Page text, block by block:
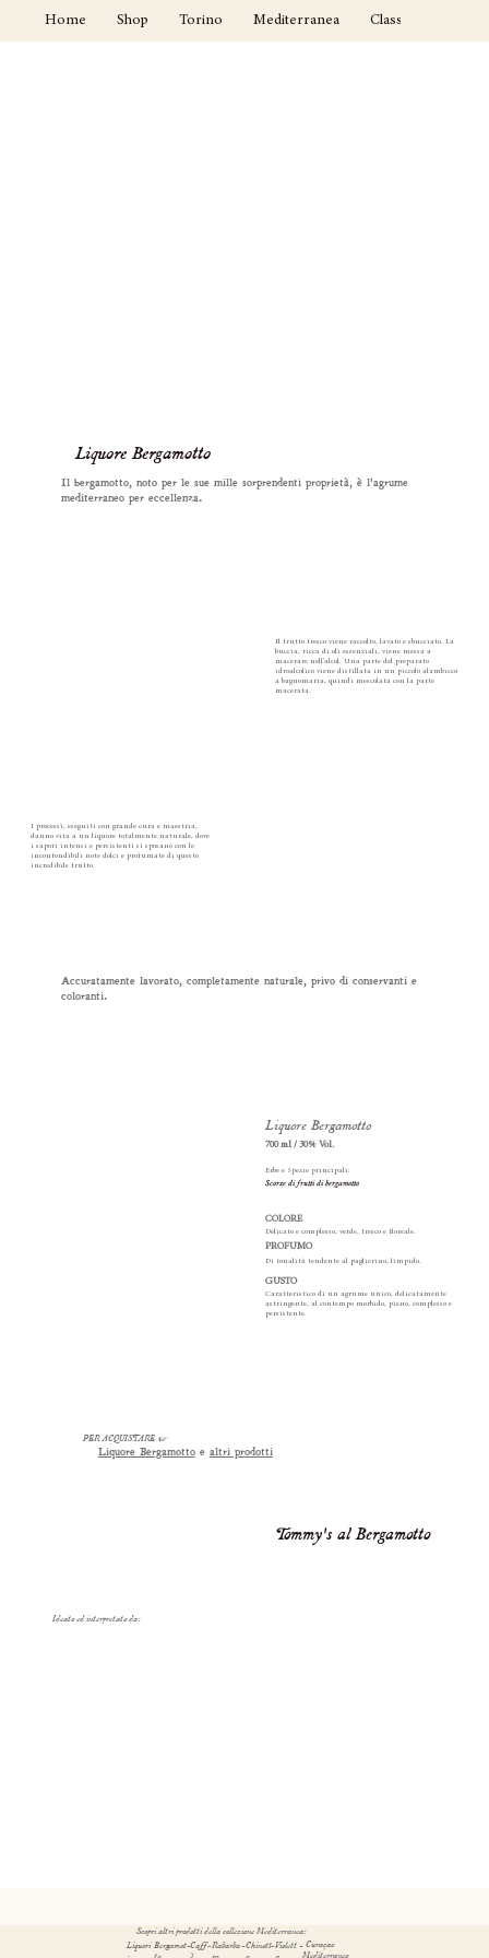
Home Shop Torino Mediterranea Classici
Il frutto fresco viene raccolto, lavato e sbucciato. La
buccia, ricca di oli essenziali, viene messa a
macerare nell'alcol. Una parte del preparato
idroalcolico viene distillata in un piccolo alambicco
a bagnomaria, quindi mescolata con la parte
macerata.
I processi, eseguiti con grande cura e maestria,
danno vita a un liquore totalmente naturale, dove
i sapori intensi e persistenti si sposano con le
inconfondibili note dolci e profumate di questo
incredibile frutto.
Accuratamente lavorato, completamente naturale, privo di conservanti e
coloranti.
Liquore Bergamotto
700 ml / 30% Vol.
Erbe e Spezie principali:
Scorze di frutti di bergamotto
COLORE
Delicato e complesso, verde, fresco e floreale.
PROFUMO
Di tonalità tendente al paglierino, limpido.
GUSTO
Caratteristico di un agrume unico, delicatamente
astringente, al contempo morbido, pieno, complesso e
persistente.
Ideato ed interpretato da:
Tommy's al Bergamotto
PER ACQUISTARE ☞
Liquore Bergamottoe altri prodotti
Liquore Bergamotto
Il bergamotto, noto per le sue mille sorprendenti proprietà, è l'agrume
mediterraneo per eccellenza.
Scopri altri prodotti della collezione Mediterranea:
Liquori Bergamot-Caff-Rabarba-Chinott-Violett-Curaçao
Mediterraneo